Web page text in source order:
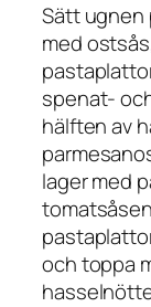
Sätt ugnen
med
spenat-
hälften av
lager med
och toppa